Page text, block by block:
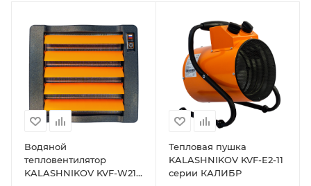
Водяной
тепловентилятор
KALASHNIKOV KVF-W21-
Тепловая пушка
KALASHNIKOV KVF-E2-11
серии КАЛИБР